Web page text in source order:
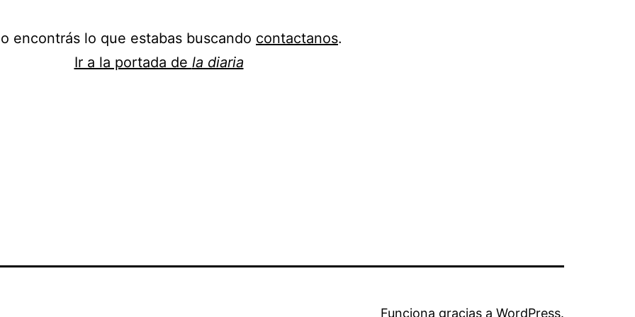
encontrás lo que estabas buscando contactanos.
Ir a la portada de la diaria
Funciona gracias a WordPress.